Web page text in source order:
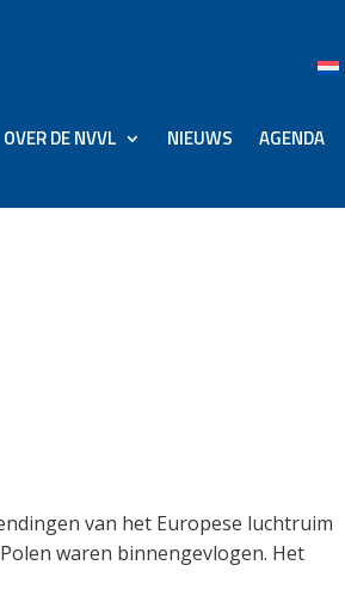
OVER DE NVVL NIEUWS AGENDA
van het Europese luchtruim
waren binnengevlogen. Het